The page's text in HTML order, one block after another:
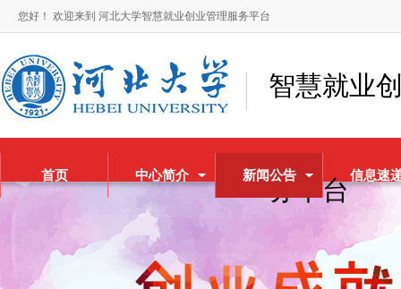
您好！ 欢迎来到 河北大学智慧就业创业管理服务平台
智慧就业
务平台
首页 中心简介 新闻公告 信息速